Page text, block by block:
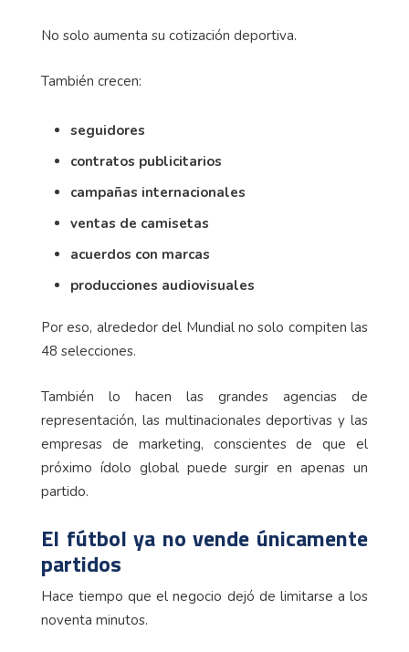
No solo aumenta su cotización deportiva.
También crecen:
seguidores
contratos publicitarios
campañas internacionales
ventas de camisetas
acuerdos con marcas
producciones audiovisuales
Por eso, alrededor del Mundial no solo compiten las
48 selecciones.
También lo hacen las grandes agencias de
representación, las multinacionales deportivas y las
empresas de marketing, conscientes de que el
próximo ídolo global puede surgir en apenas un
partido.
El fútbol ya no vende únicamente
partidos
Hace tiempo que el negocio dejó de limitarse a los
noventa minutos.